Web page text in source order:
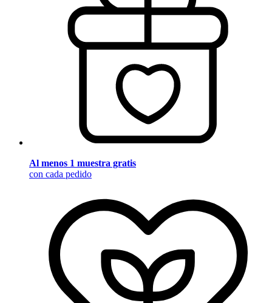
Al menos 1 muestra gratis
con cada pedido